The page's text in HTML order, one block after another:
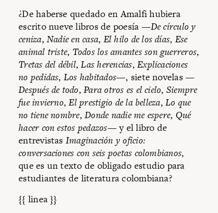
¿De haberse quedado en Amalfi hubiera
escrito nueve libros de poesía —De círculo y
ceniza, Nadie en casa, El hilo de los días, Ese
animal triste, Todos los amantes son guerreros,
Tretas del débil,Las herencias,Explicaciones
no pedidas, Los habitados—, siete novelas —
Después de todo,Para otros es el cielo, Siempre
fue invierno,El prestigio de la belleza,Lo que
no tiene nombre,Donde nadie me espere, Qué
hacer con estos pedazos— y el libro de
entrevistas Imaginación y oficio:
conversaciones con seis poetas colombianos,
que es un texto de obligado estudio para
estudiantes de literatura colombiana?
{{ linea }}